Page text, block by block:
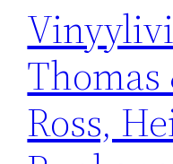
Thomas
Ross,